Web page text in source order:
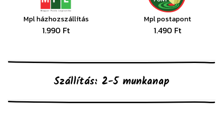
Mpl házhozszállítás
1.990 Ft
Mpl postapont
1.490 Ft
Szállítás: 2-5 munkanap